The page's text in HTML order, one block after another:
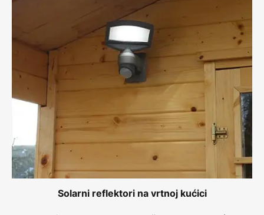
Solarni reflektori na vrtnoj kućici